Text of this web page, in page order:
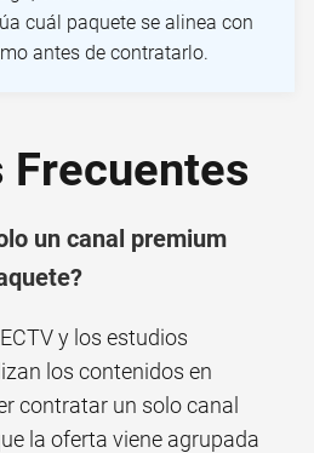
cuál paquete se alinea con
antes de contratarlo.
Frecuentes
un canal premium
y los estudios
los contenidos en
contratar un solo canal
la oferta viene agrupada